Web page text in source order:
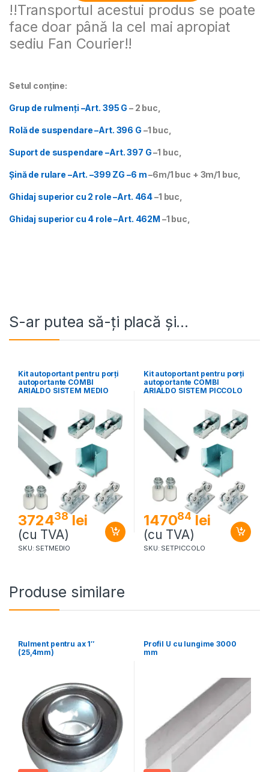
!!Transportul acestui produs se poate
face doar până la cel mai apropiat
sediu Fan Courier!!
Setul conține:
Grup de rulmenţi –Art. 395 G – 2 buc,
Rolă de suspendare –Art. 396 G –1 buc,
Suport de suspendare –Art. 397 G–1 buc,
Şină de rulare –Art. –399 ZG –6 m–6m/1 buc + 3m/1 buc,
Ghidaj superior cu 2 role –Art. 464–1 buc,
Ghidaj superior cu 4 role –Art. 462M –1 buc,
S-ar putea să-ți placă și…
Kit autoportant pentru porți
autoportante COMBI
ARIALDO SISTEM MEDIO
372438 lei
(cu TVA)
SKU: SETMEDIO
Kit autoportant pentru porți
autoportante COMBI
ARIALDO SISTEM PICCOLO
147084 lei
(cu TVA)
SKU: SETPICCOLO
Produse similare
Rulment pentru ax 1″
(25,4mm)
Profil U cu lungime 3000
mm